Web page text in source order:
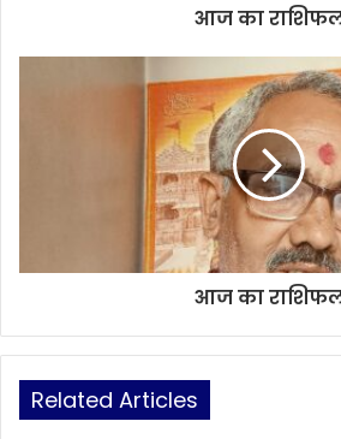
आज का
आज का
Related Articles